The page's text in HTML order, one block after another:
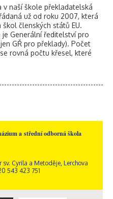
v naší škole překladatelská
už od roku 2007, která
členských států EU.
Generální ředitelství pro
GŘ pro překlady). Počet
rovná počtu křesel, které
a střední odborná škola
Cyrila a Metoděje, Lerchova
543 423 751